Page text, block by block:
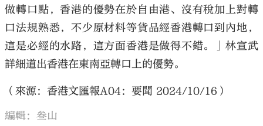
做轉口點，香港的優勢在於自由港、沒有稅加上對轉
口法規熟悉，不少原材料等貨品經香港轉口到內地，
這是必經的水路，這方面香港是做得不錯。」林宣武
詳細道出香港在東南亞轉口上的優勢。
（來源：香港文匯報A04：要聞 2024/10/16）
編輯：叁山